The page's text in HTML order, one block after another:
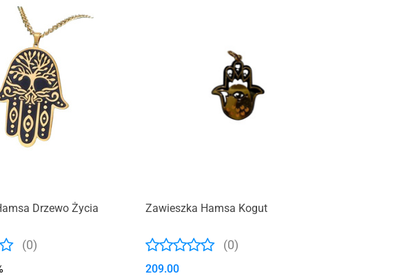
Drzewo Życia
(0)
Zawieszka Hamsa Kogut
(0)
209.00